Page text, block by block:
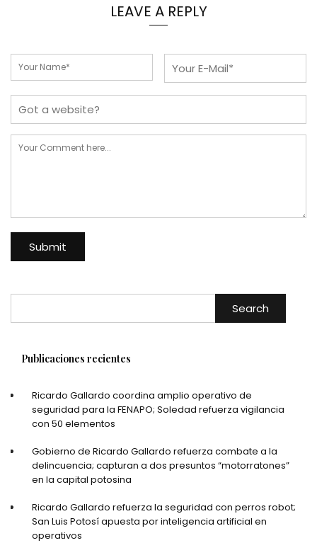
LEAVE A REPLY
Search
Publicaciones recientes
Ricardo Gallardo coordina amplio operativo de
seguridad para la FENAPO; Soledad refuerza vigilancia
con 50 elementos
Gobierno de Ricardo Gallardo refuerza combate a la
delincuencia; capturan a dos presuntos “motorratones”
en la capital potosina
Ricardo Gallardo refuerza la seguridad con perros robot;
San Luis Potosí apuesta por inteligencia artificial en
operativos